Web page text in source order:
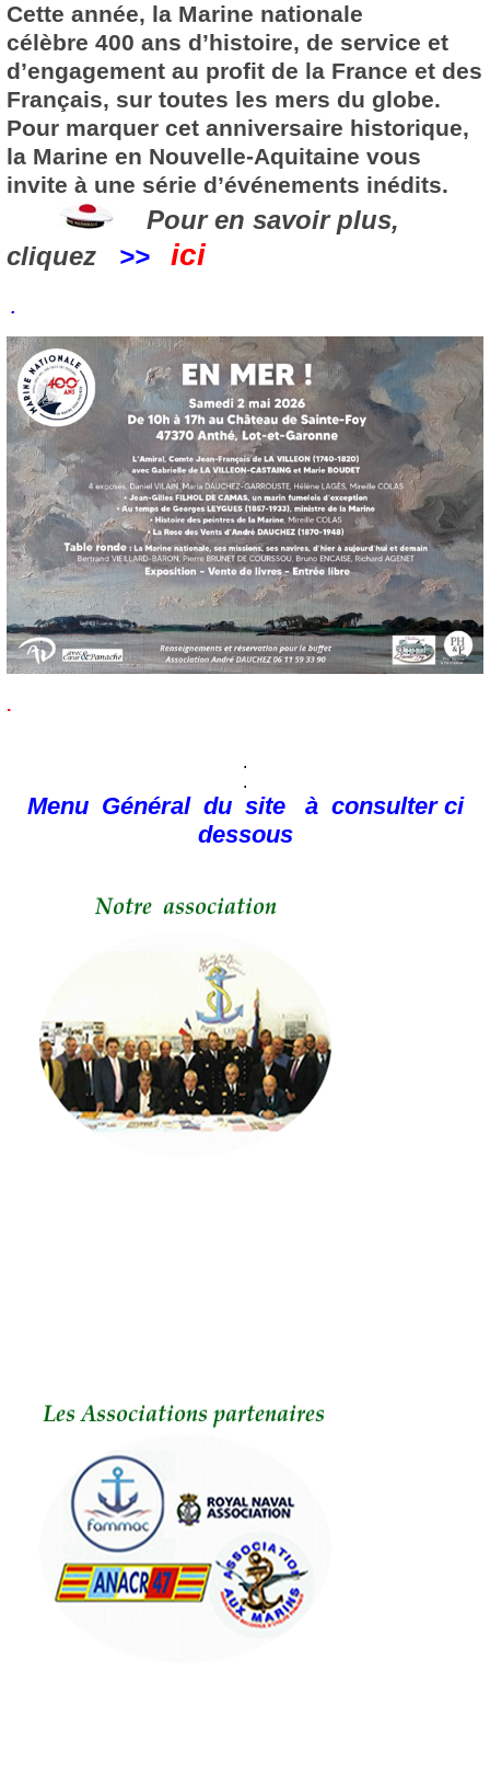
Cette année, la Marine nationale
célèbre400 ans d’histoire, de service et
d’engagement au profit de la France et des
Français, sur toutes les mers du globe.
Pour marquer cet anniversaire historique,
la Marine en Nouvelle-Aquitaine vous
invite à une série d’événements inédits.
Pour en savoir plus,
cliquez >> ici
.
.
.
.
Menu Général du site à consulter ci
dessous